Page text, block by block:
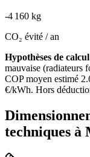
-4 160 kg
CO₂ évité / an
Hypothèses de
mauvaise (radiateurs
COP moyen estimé
€/kWh. Hors
techniques à